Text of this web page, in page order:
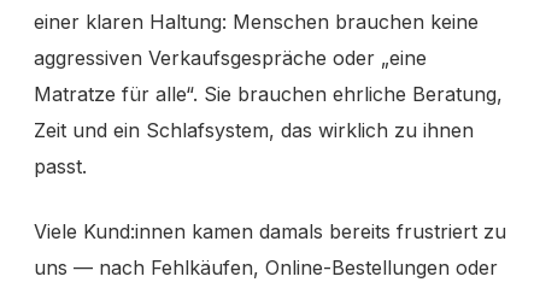
einer klaren Haltung: Menschen brauchen keine
aggressiven Verkaufsgespräche oder „eine
Matratze für alle“. Sie brauchen ehrliche Beratung,
Zeit und ein Schlafsystem, das wirklich zu ihnen
passt.
Viele Kund:innen kamen damals bereits frustriert zu
uns — nach Fehlkäufen, Online-Bestellungen oder